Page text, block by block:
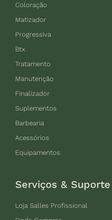
Coloração
Matizador
Progressiva
Btx
Tratamento
Manutenção
Finalizador
Suplementos
Barbearia
Acessórios
Equipamentos
Serviços & Suporte
Loja Salles Profissional